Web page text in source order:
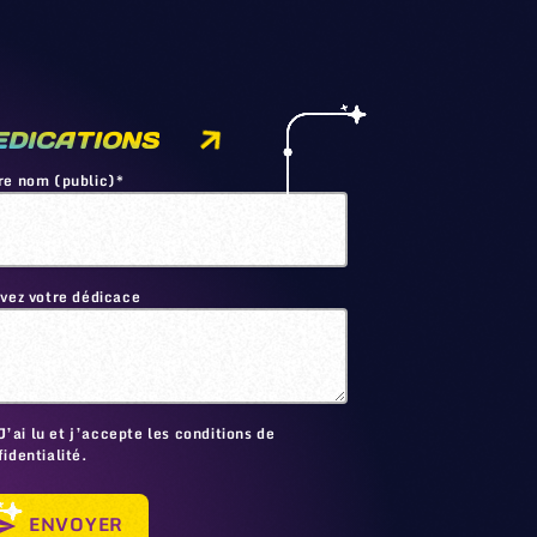
nom (public)*
votre dédicace
lu et j’accepte les conditions de
ENVOYER